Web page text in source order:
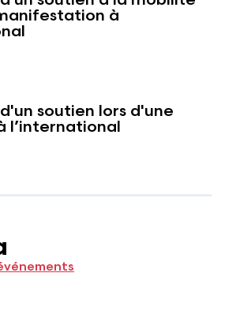
à
soutien lors d'une
l’international